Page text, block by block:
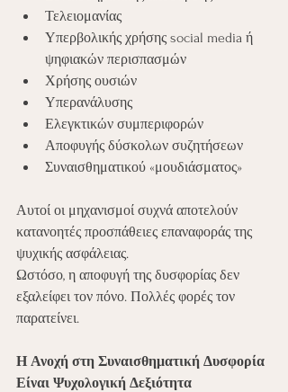
Τελειομανίας
Υπερβολικής χρήσης social media ή
ψηφιακών περισπασμών
Χρήσης ουσιών
Υπερανάλυσης
Ελεγκτικών συμπεριφορών
Αποφυγής δύσκολων συζητήσεων
Συναισθηματικού «μουδιάσματος»
Αυτοί οι μηχανισμοί συχνά αποτελούν
κατανοητές προσπάθειες επαναφοράς της
ψυχικής ασφάλειας.
Ωστόσο, η αποφυγή της δυσφορίας δεν
εξαλείφει τον πόνο. Πολλές φορές τον
παρατείνει.
Η Ανοχή στη Συναισθηματική Δυσφορία
Είναι Ψυχολογική Δεξιότητα